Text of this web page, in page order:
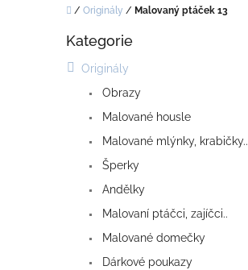
Domů
/ Originály / Malovaný ptáček 13
Přeskočit
Kategorie
Originály
Obrazy
Malované housle
Malované mlýnky, krabičky..
Šperky
Andělky
Malovaní ptáčci, zajíčci..
Malované domečky
Dárkové poukazy